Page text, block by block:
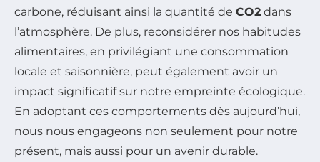
carbone, réduisant ainsi la quantité de CO2 dans
l’atmosphère. De plus, reconsidérer nos habitudes
alimentaires, en privilégiant une consommation
locale et saisonnière, peut également avoir un
impact significatif sur notre empreinte écologique.
En adoptant ces comportements dès aujourd’hui,
nous nous engageons non seulement pour notre
présent, mais aussi pour un avenir durable.